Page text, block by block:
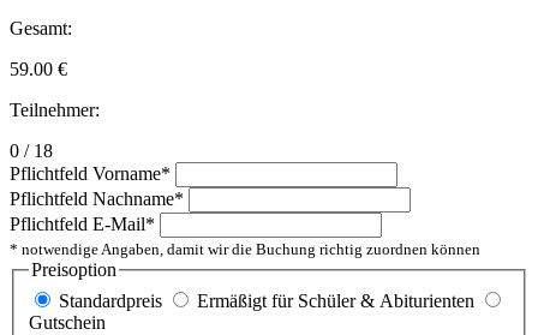
Gesamt:
59.00 €
Teilnehmer:
0 / 18
Pflichtfeld Vorname*
Pflichtfeld Nachname*
Pflichtfeld E-Mail*
* notwendige Angaben, damit wir die Buchung richtig zuordnen können
Preisoption
Standardpreis
Ermäßigt für Schüler & Abiturienten
Gutschein